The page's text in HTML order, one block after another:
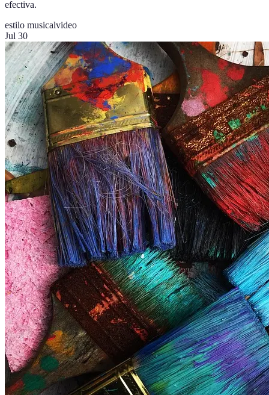
efectiva.
estilo musicalvideo
Jul 30